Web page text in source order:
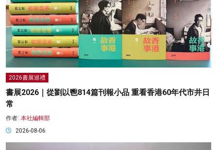
2026書展巡禮
書展2026｜從劉以鬯814篇刊報小品 重看香港60年代市井日
常
作者: 本社編輯部
2026-08-06